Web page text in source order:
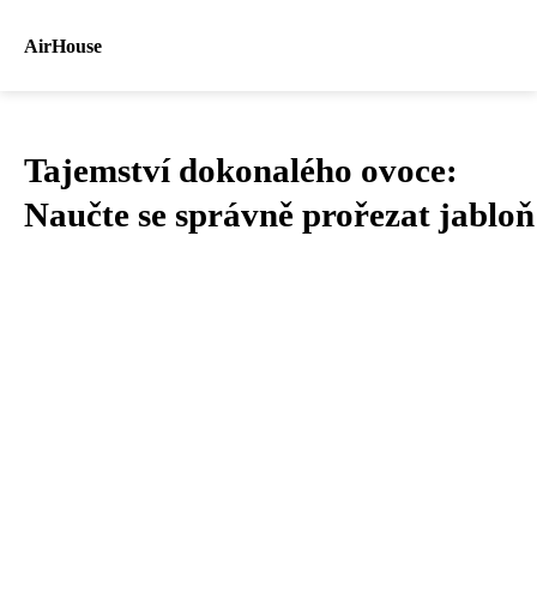
AirHouse
Tajemství dokonalého ovoce:
Naučte se správně prořezat jabloň